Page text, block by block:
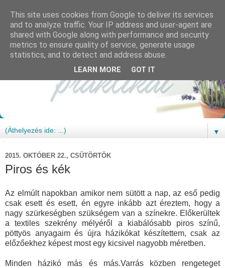
▼
2015. OKTÓBER 22., CSÜTÖRTÖK
Piros és kék
Az elmúlt napokban amikor nem sütött a nap, az eső pedig
csak esett és esett, én egyre inkább azt éreztem, hogy a
nagy szürkeségben szükségem van a színekre. Előkerültek
a textiles szekrény mélyéről a kiabálósabb piros színű,
pöttyös anyagaim és újra házikókat készítettem, csak az
előzőekhez képest most egy kicsivel nagyobb méretben.
Minden házikó más és más.Varrás közben rengeteget
This site uses cookies from Google to deliver its services
and to analyze traffic. Your IP address and user-agent are
shared with Google along with performance and security
metrics to ensure quality of service, generate usage
statistics, and to detect and address abuse.
LEARN MORE GOT IT